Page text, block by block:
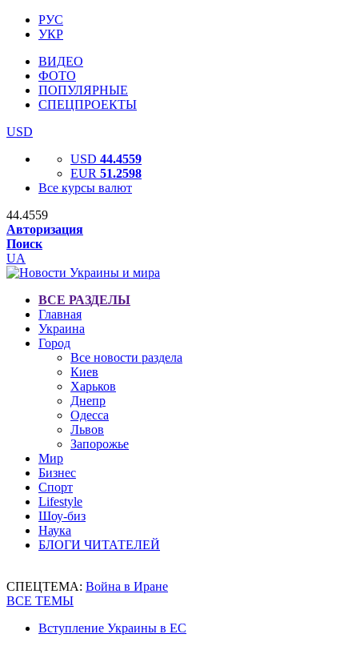
РУС
УКР
ВИДЕО
ФОТО
ПОПУЛЯРНЫЕ
СПЕЦПРОЕКТЫ
USD
USD 44.4559
EUR 51.2598
Все курсы валют
44.4559
Авторизация
Поиск
UA
ВСЕ РАЗДЕЛЫ
Главная
Украина
Город
Все новости раздела
Киев
Харьков
Днепр
Одесса
Львов
Запорожье
Мир
Бизнес
Спорт
Lifestyle
Шоу-биз
Наука
БЛОГИ ЧИТАТЕЛЕЙ
СПЕЦТЕМА: Война в Иране
ВСЕ ТЕМЫ
Вступление Украины в ЕС